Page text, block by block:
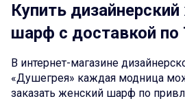
Купить
шарф с доставкой по
В интернет-магазине
«Душегрея» каждая модница
заказать женский шарф по